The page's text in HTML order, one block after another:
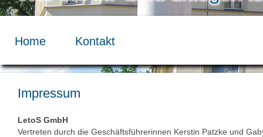
Home Kontakt
Impressum
LetoS GmbH
Vertreten durch die Geschäftsführerinnen Kerstin Patzke und